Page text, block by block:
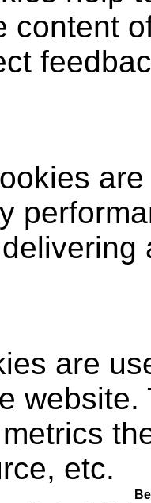
content
are
etc.